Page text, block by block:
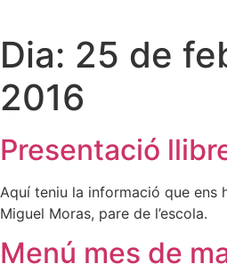
Dia: 25 de
2016
Presentació
Aquí teniu la informació que ens
Miguel Moras, pare de l’escola.
Menú mes de